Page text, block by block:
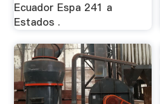
Ecuador Espa 241 a
Estados .